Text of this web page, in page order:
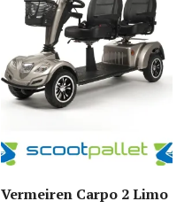
Vermeiren Carpo 2 Limo